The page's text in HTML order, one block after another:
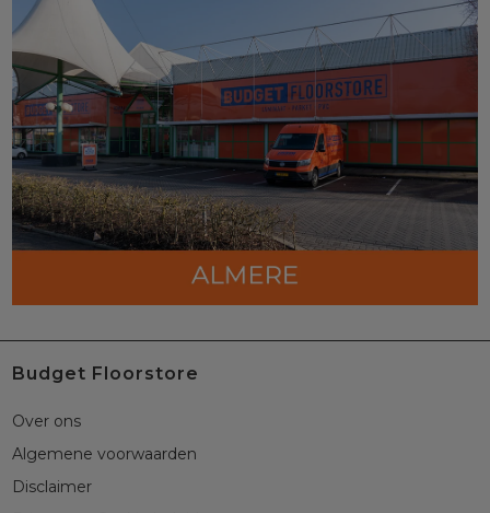
Budget Floorstore
Over ons
Algemene voorwaarden
Disclaimer